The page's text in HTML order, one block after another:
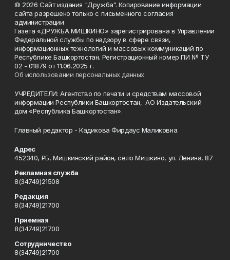
© 2026 Сайт издания "Дружба". Копирование информации
сайта разрешено только с письменного согласия
администрации
Газета «ДРУЖБА МИШКИНО» зарегистрирована в Управлении
Федеральной службы по надзору в сфере связи,
информационных технологий и массовых коммуникаций по
Республике Башкортостан. Регистрационный номер ПИ № ТУ
02 - 01879 от 11.06.2025 г.
Об использовании персональных данных
УЧРЕДИТЕЛИ: Агентство по печати и средствам массовой
информации Республики Башкортостан, АО Издательский
дом «Республика Башкортостан».
Главный редактор - Кадикова Фирдаус Маликовна.
Адрес
452340, РБ, Мишкинский район, село Мишкино, ул. Ленина, 87
Рекламная служба
8(34749)21508
Редакция
8(34749)21700
Приемная
8(34749)21700
Сотрудничество
8(34749)21700